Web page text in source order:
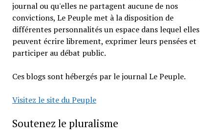
journal ou qu'elles ne partagent aucune de nos
convictions, Le Peuple met à la disposition de
différentes personnalités un espace dans lequel elles
peuvent écrire librement, exprimer leurs pensées et
participer au débat public.
Ces blogs sont hébergés par le journal Le Peuple.
Visitez le site du Peuple
Soutenez le pluralisme